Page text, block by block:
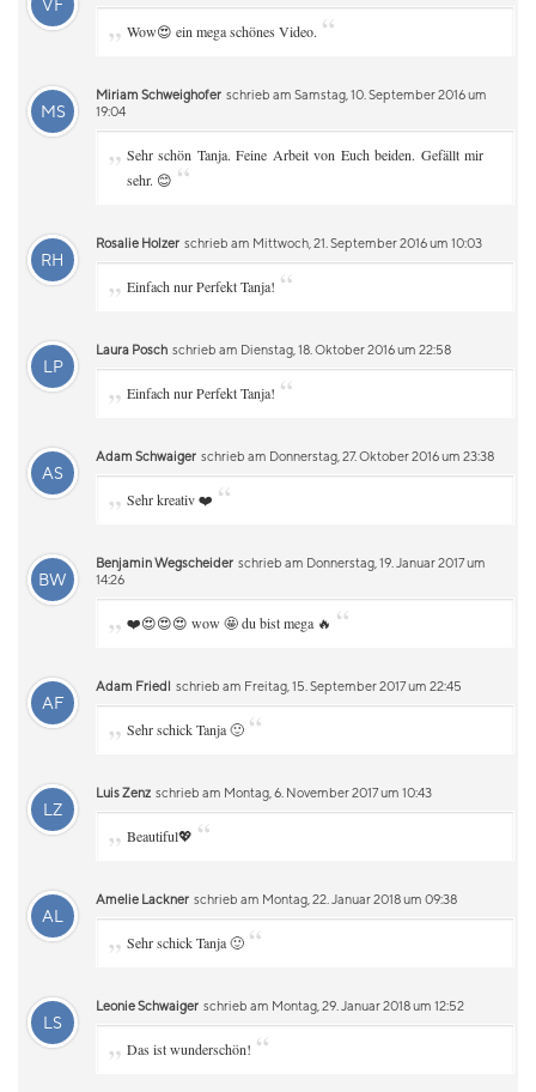
VF
„ Wow😍 ein mega schönes Video. “
MS
Miriam Schweighofer schrieb am Samstag, 10. September 2016 um
19:04
„ Sehr schön Tanja. Feine Arbeit von Euch beiden. Gefällt mir
sehr. 😊 “
RH
Rosalie Holzer schrieb am Mittwoch, 21. September 2016 um 10:03
„ Einfach nur Perfekt Tanja! “
LP
Laura Posch schrieb am Dienstag, 18. Oktober 2016 um 22:58
„ Einfach nur Perfekt Tanja! “
AS
Adam Schwaiger schrieb am Donnerstag, 27. Oktober 2016 um 23:38
„ Sehr kreativ ❤️ “
BW
Benjamin Wegscheider schrieb am Donnerstag, 19. Januar 2017 um
14:26
„ ❤️😍😍😍 wow 🤩 du bist mega 🔥 “
AF
Adam Friedl schrieb am Freitag, 15. September 2017 um 22:45
„ Sehr schick Tanja 🙂 “
LZ
Luis Zenz schrieb am Montag, 6. November 2017 um 10:43
„ Beautiful💖 “
AL
Amelie Lackner schrieb am Montag, 22. Januar 2018 um 09:38
„ Sehr schick Tanja 🙂 “
LS
Leonie Schwaiger schrieb am Montag, 29. Januar 2018 um 12:52
„ Das ist wunderschön! “